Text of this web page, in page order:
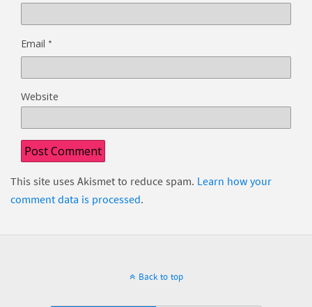
Email *
Website
This site uses Akismet to reduce spam. Learn how your
comment data is processed.
Back to top